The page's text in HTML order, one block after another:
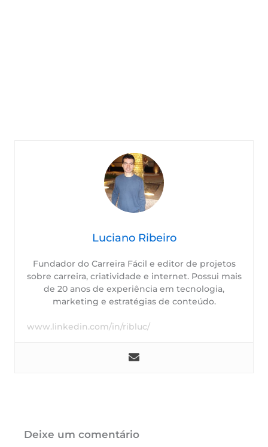
Luciano Ribeiro
Fundador do Carreira Fácil e editor de projetos
sobre carreira, criatividade e internet. Possui mais
de 20 anos de experiência em tecnologia,
marketing e estratégias de conteúdo.
www.linkedin.com/in/ribluc/
Deixe um comentário